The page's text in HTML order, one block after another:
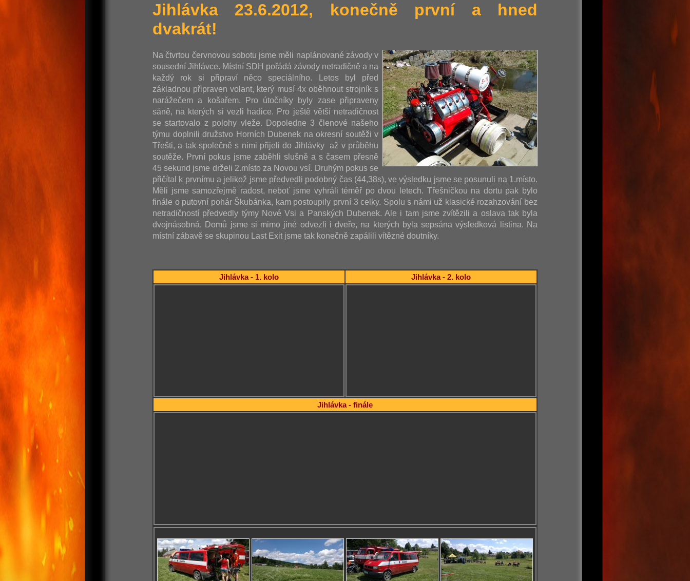
Jihlávka 23.6.2012, konečně první a hned
dvakrát!
Na čtvrtou červnovou sobotu jsme měli naplánované závody v
sousední Jihlávce. Místní SDH pořádá závody netradičně a na
každý rok si připraví něco speciálního. Letos byl před
základnou připraven volant, který musí 4x oběhnout strojník s
narážečem a košařem. Pro útočníky byly zase připraveny
sáně, na kterých si vezli hadice. Pro ještě větší netradičnost
se startovalo z polohy vleže. Dopoledne 3 členové našeho
týmu doplnili družstvo Horních Dubenek na okresní soutěži v
Třešti, a tak společně s nimi přijeli do Jihlávky až v průběhu
soutěže. První pokus jsme zaběhli slušně a s časem přesně
45 sekund jsme drželi 2.místo za Novou vsí. Druhým pokus se
přičítal k prvnímu a jelikož jsme předvedli podobný čas (44,38s), ve výsledku jsme se posunuli na 1.místo.
Měli jsme samozřejmě radost, neboť jsme vyhráli téměř po dvou letech. Třešničkou na dortu pak bylo
finále o putovní pohár Škubánka, kam postoupily první 3 celky. Spolu s námi už klasické rozahzování bez
netradičností předvedly týmy Nové Vsi a Panských Dubenek. Ale i tam jsme zvítězili a oslava tak byla
dvojnásobná. Domů jsme si mimo jiné odvezli i dveře, na kterých byla sepsána výsledková listina. Na
místní zábavě se skupinou Last Exit jsme tak konečně zapálili vítězné doutníky.
Jihlávka - 1. kolo Jihlávka - 2. kolo
Jihlávka - finále